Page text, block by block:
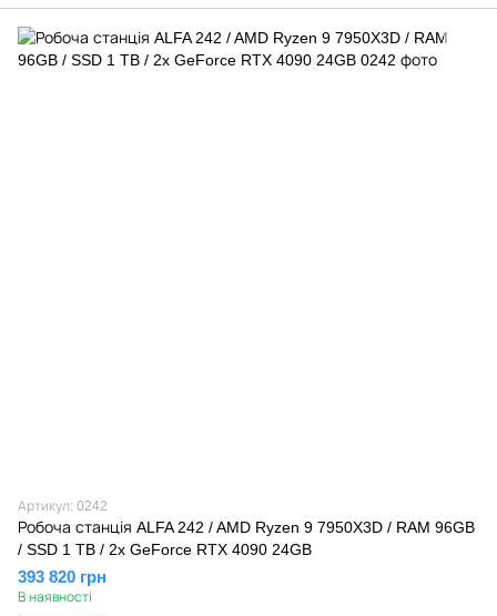
Артикул: 0242
Робоча станція ALFA 242 / AMD Ryzen 9 7950X3D / RAM 96GB
/ SSD 1 TB / 2x GeForce RTX 4090 24GB
393 820 грн
В наявності